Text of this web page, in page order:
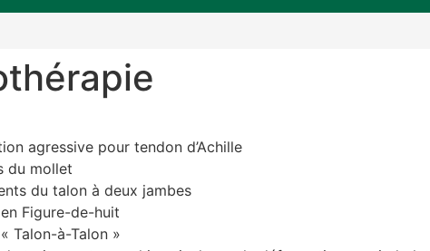
agressive pour tendon d’Achille
du mollet
du talon à deux jambes
Figure-de-huit
Talon-à-Talon »